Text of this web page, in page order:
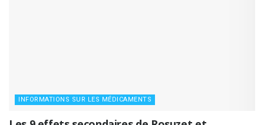
INFORMATIONS SUR LES MÉDICAMENTS